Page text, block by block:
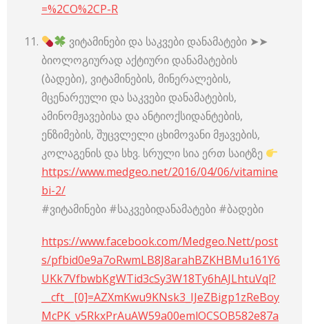
=%2CO%2CP-R
ვიტამინები და საკვები დანამატები ➤➤
ბიოლოგიურად აქტიური დანამატების
(ბადები), ვიტამინების, მინერალების,
მცენარეული და საკვები დანამატების,
ამინომჟავებისა და ანტიოქსიდანტების,
ენზიმების, შუცვლელი ცხიმოვანი მჟავების,
კოლაგენის და სხვ. სრული სია ერთ საიტზე
https://www.medgeo.net/2016/04/06/vitamine
bi-2/
#ვიტამინები #საკვებიდანამატები #ბადები
https://www.facebook.com/Medgeo.Nett/post
s/pfbid0e9a7oRwmLB8J8arahBZKHBMu161Y6
UKk7VfbwbKgWTid3cSy3W18Ty6hAJLhtuVql?
__cft__[0]=AZXmKwu9KNsk3_IJeZBigp1zReBoy
McPK_v5RkxPrAuAW59a00emlOCSOB582e87a